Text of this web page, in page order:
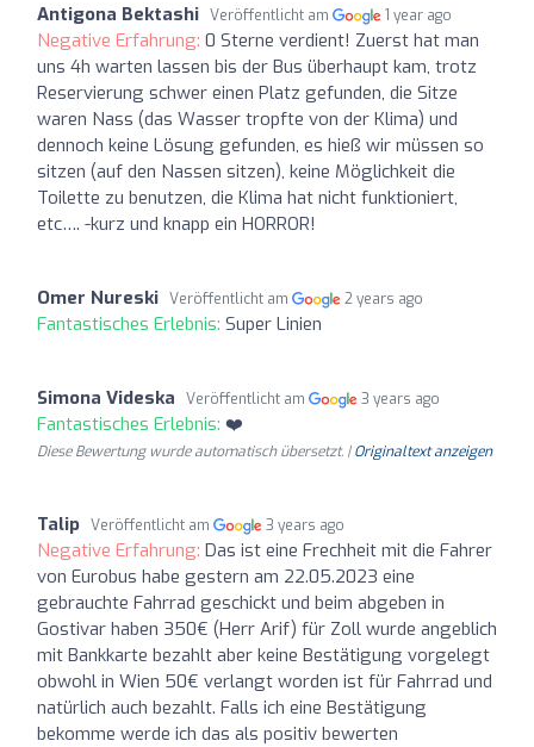
Antigona Bektashi Veröffentlicht am 1 year ago
Negative Erfahrung: 0 Sterne verdient! Zuerst hat man
uns 4h warten lassen bis der Bus überhaupt kam, trotz
Reservierung schwer einen Platz gefunden, die Sitze
waren Nass (das Wasser tropfte von der Klima) und
dennoch keine Lösung gefunden, es hieß wir müssen so
sitzen (auf den Nassen sitzen), keine Möglichkeit die
Toilette zu benutzen, die Klima hat nicht funktioniert,
etc…. -kurz und knapp ein HORROR!
Omer Nureski Veröffentlicht am 2 years ago
Fantastisches Erlebnis: Super Linien
Simona Videska Veröffentlicht am 3 years ago
Fantastisches Erlebnis: ❤️
Diese Bewertung wurde automatisch übersetzt. |Originaltext anzeigen
Talip Veröffentlicht am 3 years ago
Negative Erfahrung: Das ist eine Frechheit mit die Fahrer
von Eurobus habe gestern am 22.05.2023 eine
gebrauchte Fahrrad geschickt und beim abgeben in
Gostivar haben 350€ (Herr Arif) für Zoll wurde angeblich
mit Bankkarte bezahlt aber keine Bestätigung vorgelegt
obwohl in Wien 50€ verlangt worden ist für Fahrrad und
natürlich auch bezahlt. Falls ich eine Bestätigung
bekomme werde ich das als positiv bewerten